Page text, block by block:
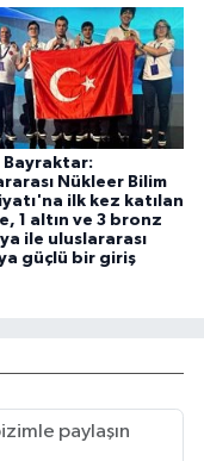
Bayraktar:
Nükleer Bilim
ilk kez katılan
1 altın ve 3 bronz
ile uluslararası
güçlü bir giriş